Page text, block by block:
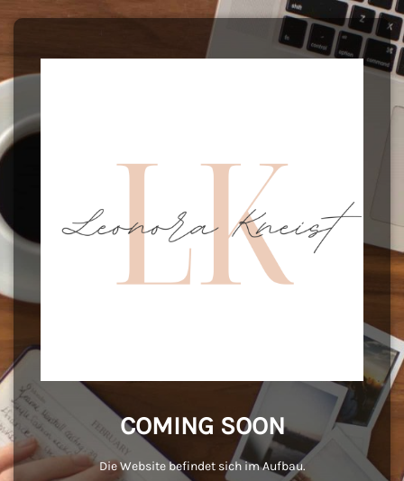
COMING SOON
Die Website befindet sich im Aufbau.